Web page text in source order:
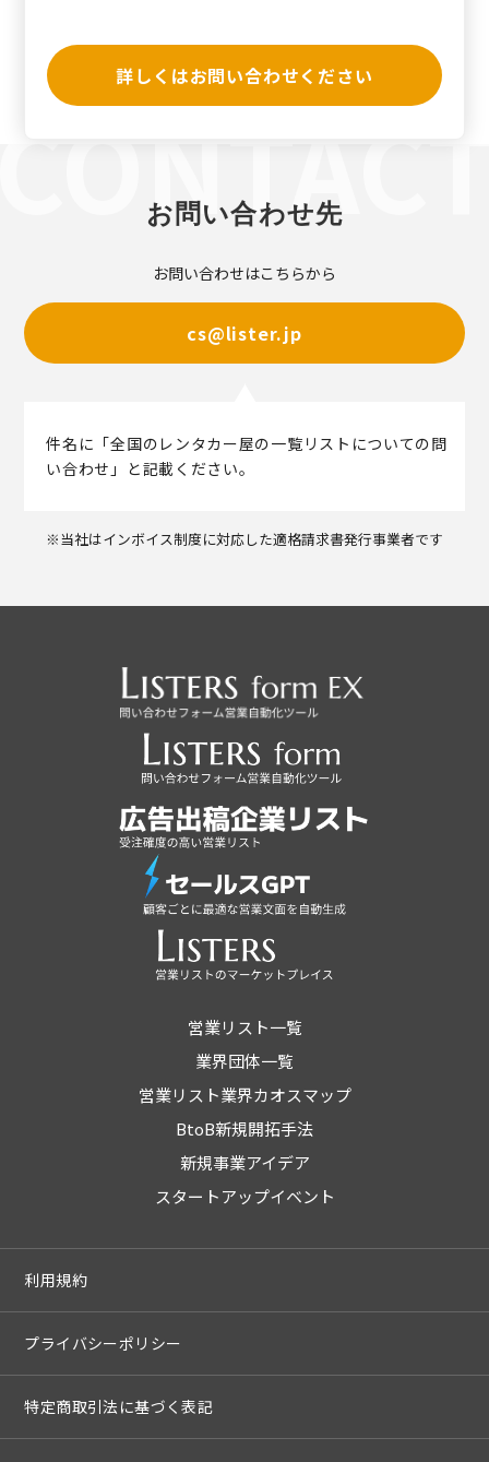
詳しくはお問い合わせください
お問い合わせ先
お問い合わせはこちらから
cs@lister.jp
件名に「全国のレンタカー屋の一覧リストについての問
い合わせ」と記載ください。
※当社はインボイス制度に対応した適格請求書発行事業者です
営業リスト一覧
業界団体一覧
営業リスト業界カオスマップ
BtoB新規開拓手法
新規事業アイデア
スタートアップイベント
利用規約
プライバシーポリシー
特定商取引法に基づく表記